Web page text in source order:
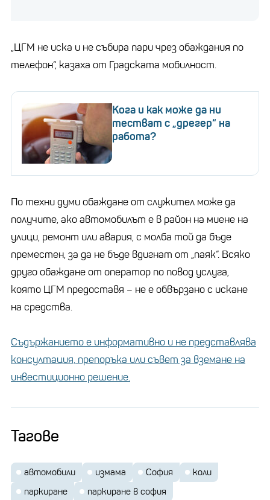
„ЦГМ не иска и не събира пари чрез обаждания по
телефон“, казаха от Градската мобилност.
Кога и как може да ни
тестват с „дрегер“ на
работа?
По техни думи обаждане от служител може да
получите, ако автомобилът е в район на миене на
улици, ремонт или авария, с молба той да бъде
преместен, за да не бъде вдигнат от „паяк“. Всяко
друго обаждане от оператор по повод услуга,
която ЦГМ предоставя – не е обвързано с искане
на средства.
Съдържанието е информативно и не представлява
консултация, препоръка или съвет за вземане на
инвестиционно решение.
Тагове
автомобили измама София
коли
паркиране
паркиране в софия